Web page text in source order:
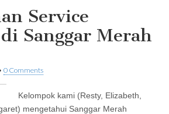
Service
Sanggar Merah
0 Comments
Kelompok kami (Resty, Elizabeth,
mengetahui Sanggar Merah